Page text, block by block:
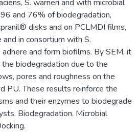
S. warneri and with microbial
and 76% of biodegradation,
disks and on PCLMDI films,
in consortium with S.
and form biofilms. By SEM, it
biodegradation due to the
pores and roughness on the
PU. These results reinforce the
and their enzymes to biodegrade
Biodegradation. Microbial